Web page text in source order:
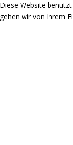
Diese Website
gehen wir von Ihrem